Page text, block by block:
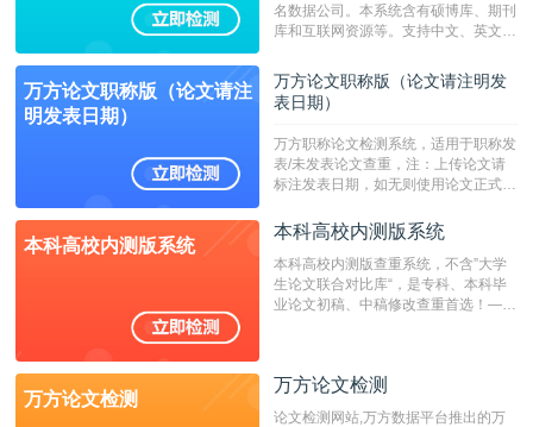
名数据公司。本系统含有硕博库、期刊
库和互联网资源等。支持中文、英文、
定院校！！！
万方论文职称版（论文请注
明发表日期）
万方论文职称版（论文请注明发
表日期）
万方职称论文检测系统，适用于职称发
表/未发表论文查重，注：上传论文请
标注发表日期，如无则使用论文正式发
成时间作为发表日期。
本科高校内测版系统
本科高校内测版系统
本科高校内测版查重系统，不含”大学
生论文联合对比库“，是专科、本科毕
业论文初稿、中稿修改查重首选！——
万方论文检测
万方论文检测
论文检测网站,万方数据平台推出的万